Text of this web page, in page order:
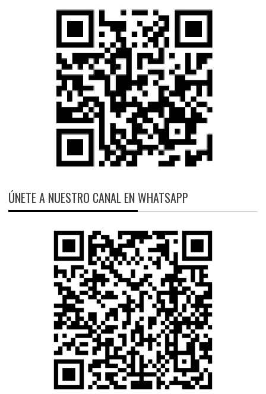
ÚNETE A NUESTRO CANAL EN WHATSAPP